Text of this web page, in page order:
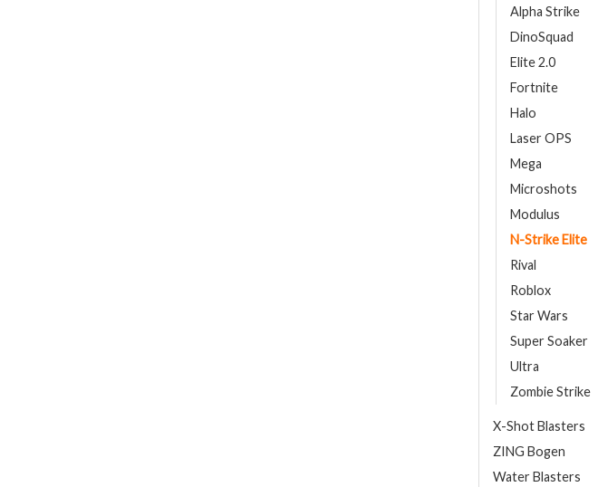
Alpha Strike
DinoSquad
Elite 2.0
Fortnite
Halo
Laser OPS
Mega
Microshots
Modulus
N-Strike Elite
Rival
Roblox
Star Wars
Super Soaker
Ultra
Zombie Strike
X-Shot Blasters
ZING Bogen
Water Blasters